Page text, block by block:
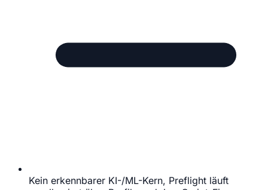
Kein erkennbarer KI-/ML-Kern, Preflight läuft